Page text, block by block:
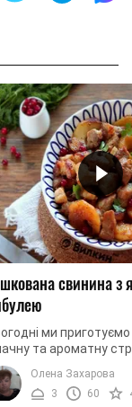
свинина з
ми
та ароматну
та яблук.
містить
але ...
Олена Захарова
3
60